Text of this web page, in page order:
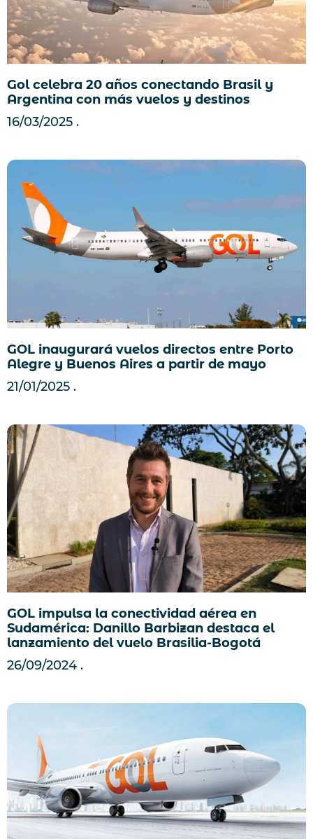
Gol celebra 20 años conectando Brasil y
Argentina con más vuelos y destinos
16/03/2025
GOL inaugurará vuelos directos entre Porto
Alegre y Buenos Aires a partir de mayo
21/01/2025
GOL impulsa la conectividad aérea en
Sudamérica: Danillo Barbizan destaca el
lanzamiento del vuelo Brasilia-Bogotá
26/09/2024